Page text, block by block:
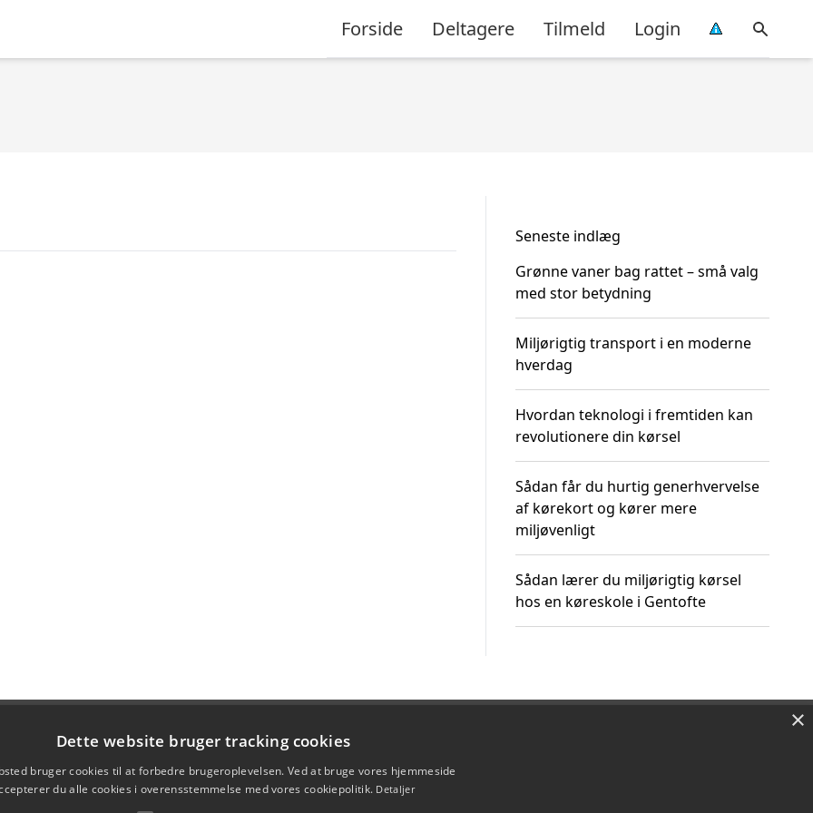
Forside Deltagere Tilmeld Login
Seneste indlæg
Grønne vaner bag rattet – små valg
med stor betydning
Miljørigtig transport i en moderne
hverdag
Hvordan teknologi i fremtiden kan
revolutionere din kørsel
Sådan får du hurtig generhvervelse
af kørekort og kører mere
miljøvenligt
Sådan lærer du miljørigtig kørsel
hos en køreskole i Gentofte
×
Dette website bruger tracking cookies
bruger cookies til at forbedre brugeroplevelsen. Ved at bruge vores hjemmeside
du alle cookies i overensstemmelse med vores cookiepolitik. Detaljer